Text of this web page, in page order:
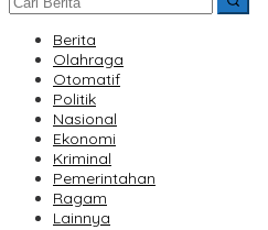
Berita
Olahraga
Otomatif
Politik
Nasional
Ekonomi
Kriminal
Pemerintahan
Ragam
Lainnya